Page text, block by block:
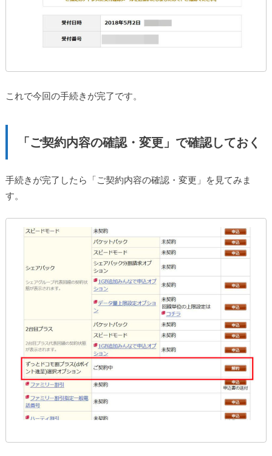
これで今回の手続きが完了です。
「ご契約内容の確認・変更」で確認しておく
手続きが完了したら「ご契約内容の確認・変更」を見てみま
す。